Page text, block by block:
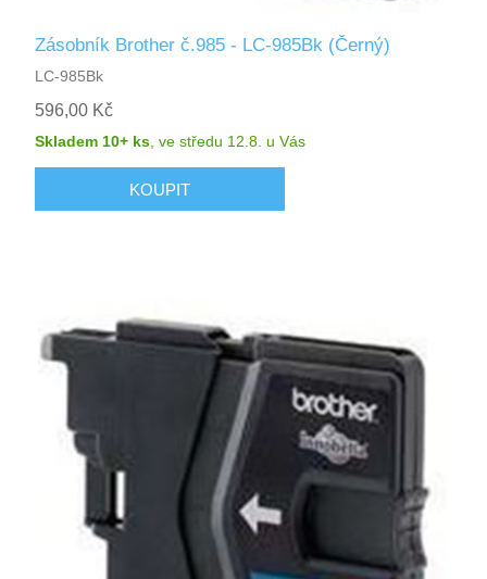
Zásobník Brother č.985 - LC-985Bk (Černý)
LC-985Bk
596,00 Kč
Skladem 10+ ks ,ve středu 12.8. u Vás